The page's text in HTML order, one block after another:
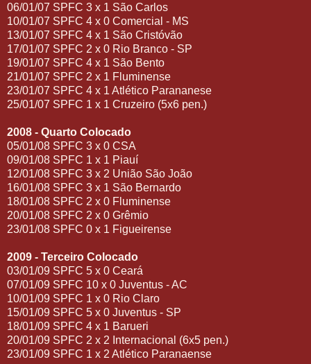
06/01/07 SPFC 3 x 1 São Carlos
10/01/07 SPFC 4 x 0 Comercial - MS
13/01/07 SPFC 4 x 1 São Cristóvão
17/01/07 SPFC 2 x 0 Rio Branco - SP
19/01/07 SPFC 4 x 1 São Bento
21/01/07 SPFC 2 x 1 Fluminense
23/01/07 SPFC 4 x 1 Atlético Parananese
25/01/07 SPFC 1 x 1 Cruzeiro (5x6 pen.)
2008 - Quarto Colocado
05/01/08 SPFC 3 x 0 CSA
09/01/08 SPFC 1 x 1 Piauí
12/01/08 SPFC 3 x 2 União São João
16/01/08 SPFC 3 x 1 São Bernardo
18/01/08 SPFC 2 x 0 Fluminense
20/01/08 SPFC 2 x 0 Grêmio
23/01/08 SPFC 0 x 1 Figueirense
2009 - Terceiro Colocado
03/01/09 SPFC 5 x 0 Ceará
07/01/09 SPFC 10 x 0 Juventus - AC
10/01/09 SPFC 1 x 0 Rio Claro
15/01/09 SPFC 5 x 0 Juventus - SP
18/01/09 SPFC 4 x 1 Barueri
20/01/09 SPFC 2 x 2 Internacional (6x5 pen.)
23/01/09 SPFC 1 x 2 Atlético Paranaense